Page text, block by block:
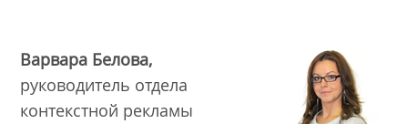
Варвара Белова,
руководитель отдела
контекстной рекламы